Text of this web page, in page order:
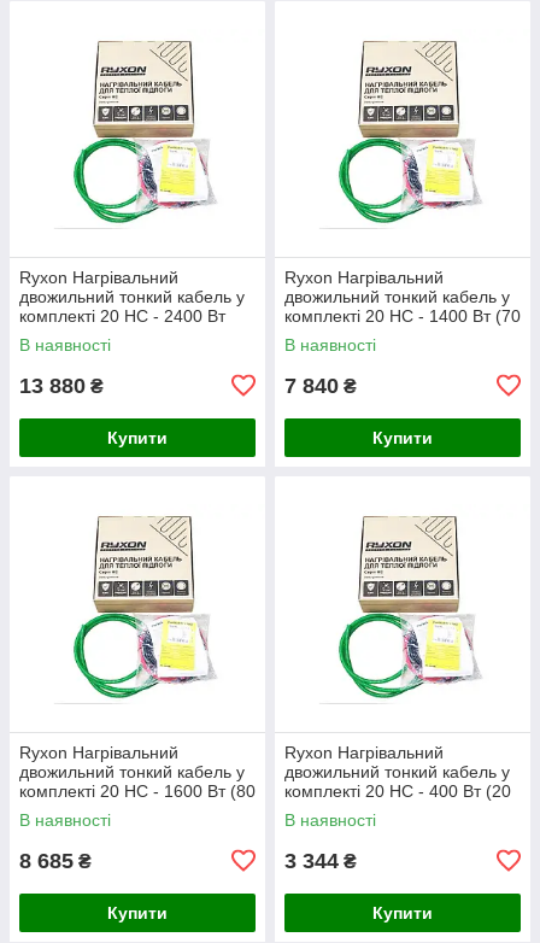
Ryxon Нагрівальний
двожильний тонкий кабель у
комплекті 20 HC - 2400 Вт
(120 м)
В наявності
13 880 ₴
Купити
Ryxon Нагрівальний
двожильний тонкий кабель у
комплекті 20 HC - 1400 Вт (70
м)
В наявності
7 840 ₴
Купити
Ryxon Нагрівальний
двожильний тонкий кабель у
комплекті 20 HC - 1600 Вт (80
м)
В наявності
8 685 ₴
Купити
Ryxon Нагрівальний
двожильний тонкий кабель у
комплекті 20 HC - 400 Вт (20
м)
В наявності
3 344 ₴
Купити